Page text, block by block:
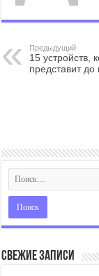
Предыдущий
15 устройств,
представит до
Свежие записи